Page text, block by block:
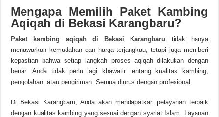
Mengapa Memilih Paket Kambing
Aqiqah di Bekasi Karangbaru?
Paket kambing aqiqah di Bekasi Karangbaru tidak hanya
menawarkan kemudahan dan harga terjangkau, tetapi juga memberi
kepastian bahwa setiap langkah proses aqiqah dilakukan dengan
benar. Anda tidak perlu lagi khawatir tentang kualitas kambing,
pengolahan, atau pengiriman. Semua diurus dengan profesional.
Di Bekasi Karangbaru, Anda akan mendapatkan pelayanan terbaik
dengan kualitas kambing yang sesuai dengan syariat Islam. Layanan